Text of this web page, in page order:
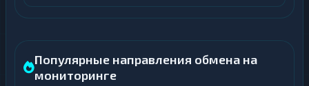
Популярные направления обмена на
мониторинге